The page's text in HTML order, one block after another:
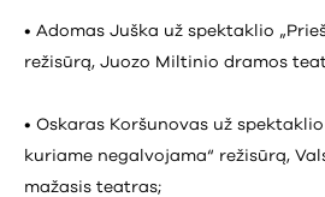
• Adomas Juška už spektaklio
režisūrą, Juozo Miltinio dramos
• Oskaras Koršunovas už
kuriame negalvojama“ režisūrą,
mažasis teatras;